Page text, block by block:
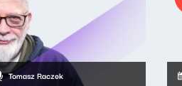
Tomasz Raczek